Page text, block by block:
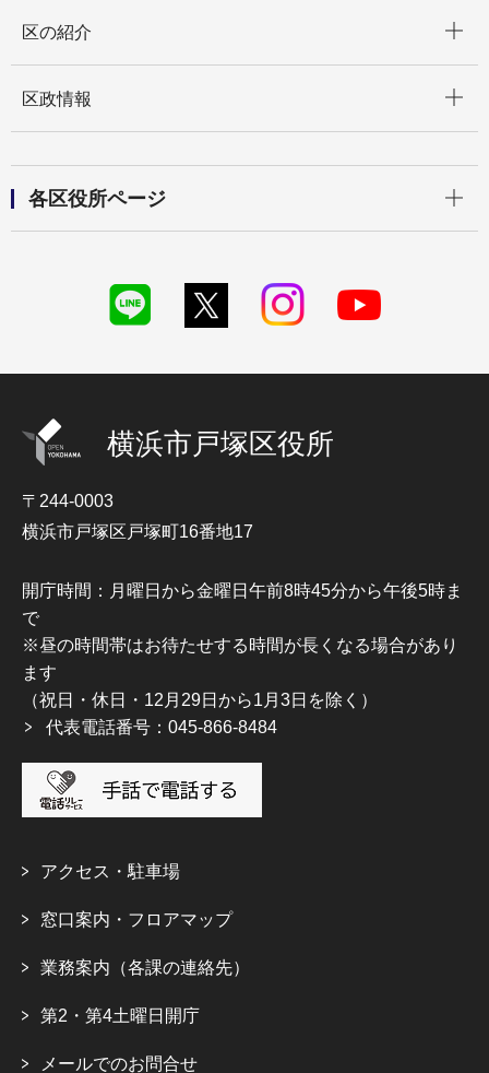
区の紹介
区政情報
各区役所ページ
横浜市戸塚区役所
〒244-0003
横浜市戸塚区戸塚町16番地17
開庁時間：月曜日から金曜日午前8時45分から午後5時ま
で
※昼の時間帯はお待たせする時間が長くなる場合があり
ます
（祝日・休日・12月29日から1月3日を除く）
代表電話番号：045-866-8484
アクセス・駐車場
窓口案内・フロアマップ
業務案内（各課の連絡先）
第2・第4土曜日開庁
メールでのお問合せ